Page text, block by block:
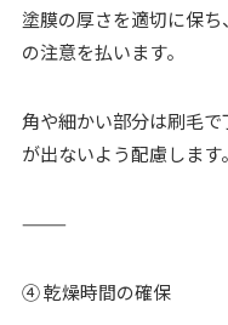
塗膜の厚さを適切に保
の注意を払います。
角や細かい部分は刷毛
が出ないよう配慮します。
⸻
④ 乾燥時間の確保